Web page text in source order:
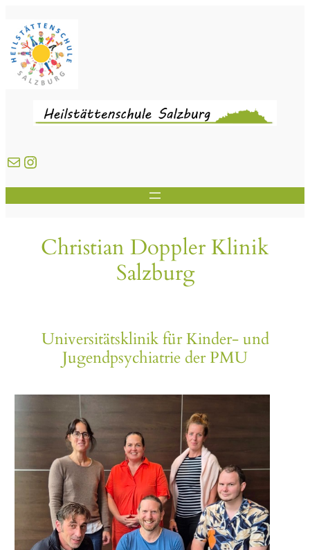
Inhalt
springen
E-MailInstagram
Christian Doppler Klinik
Salzburg
Universitätsklinik für Kinder- und
Jugendpsychiatrie der PMU